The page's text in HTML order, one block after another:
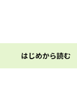
はじめから読む